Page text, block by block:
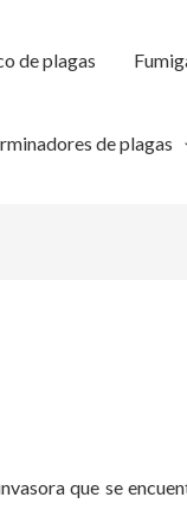
de plagas
de plagas
que se